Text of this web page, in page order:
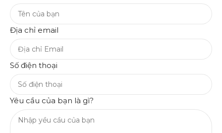
Địa chỉ email
Số điện thoại
Yêu cầu của bạn là gì?